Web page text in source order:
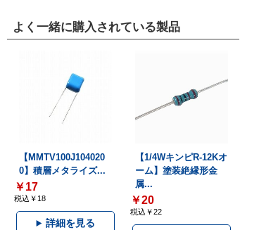
よく一緒に購入されている製品
【MMTV100J104020
0】積層メタライズ...
￥17
税込￥18
詳細を見る
【1/4WキンピR-12Kオ
ーム】塗装絶縁形金
属...
￥20
税込￥22